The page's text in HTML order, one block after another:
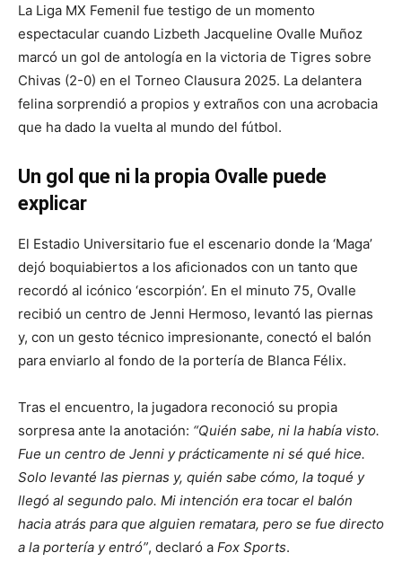
La Liga MX Femenil fue testigo de un momento
espectacular cuando Lizbeth Jacqueline Ovalle Muñoz
marcó un gol de antología en la victoria de Tigres sobre
Chivas (2-0) en el Torneo Clausura 2025. La delantera
felina sorprendió a propios y extraños con una acrobacia
que ha dado la vuelta al mundo del fútbol.
Un gol que ni la propia Ovalle puede
explicar
El Estadio Universitario fue el escenario donde la ‘Maga’
dejó boquiabiertos a los aficionados con un tanto que
recordó al icónico ‘escorpión’. En el minuto 75, Ovalle
recibió un centro de Jenni Hermoso, levantó las piernas
y, con un gesto técnico impresionante, conectó el balón
para enviarlo al fondo de la portería de Blanca Félix.
Tras el encuentro, la jugadora reconoció su propia
sorpresa ante la anotación: “Quién sabe, ni la había visto.
Fue un centro de Jenni y prácticamente ni sé qué hice.
Solo levanté las piernas y, quién sabe cómo, la toqué y
llegó al segundo palo. Mi intención era tocar el balón
hacia atrás para que alguien rematara, pero se fue directo
a la portería y entró”, declaró a Fox Sports.